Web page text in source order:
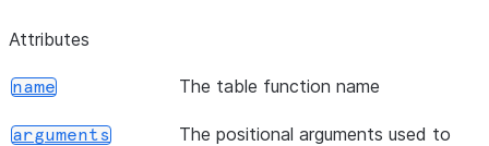
Attributes
name The table function name
arguments
The positional arguments used to